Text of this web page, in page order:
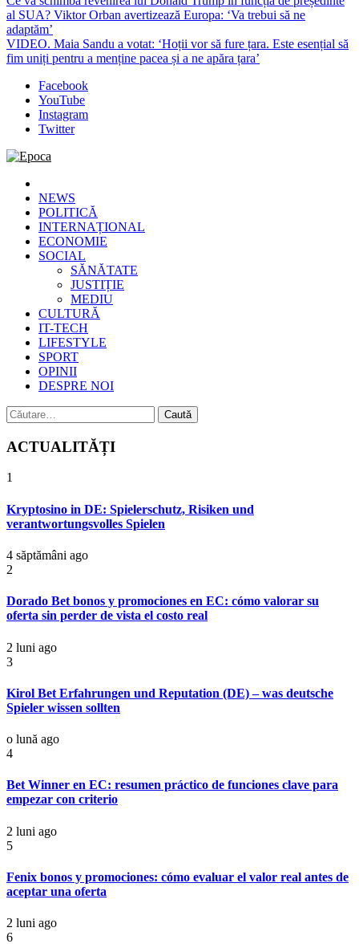
al SUA? Viktor Orban avertizează Europa: ‘Va trebui să ne
adaptăm’
VIDEO. Maia Sandu a votat: ‘Hoții vor să fure țara. Este esențial să
fim uniți pentru a menține pacea și a ne apăra țara’
Facebook
YouTube
Instagram
Twitter
Epoca
Cele mai noi știri online din România
NEWS
POLITICĂ
INTERNAȚIONAL
ECONOMIE
SOCIAL
SĂNĂTATE
JUSTIȚIE
MEDIU
CULTURĂ
IT-TECH
LIFESTYLE
SPORT
OPINII
DESPRE NOI
Caută
după:
ACTUALITĂȚI
1
Kryptosino in DE: Spielerschutz, Risiken und
verantwortungsvolles Spielen
4 săptămâni ago
2
Dorado Bet bonos y promociones en EC: cómo valorar su
oferta sin perder de vista el costo real
2 luni ago
3
Kirol Bet Erfahrungen und Reputation (DE) – was deutsche
Spieler wissen sollten
o lună ago
4
Bet Winner en EC: resumen práctico de funciones clave para
empezar con criterio
2 luni ago
5
Fenix bonos y promociones: cómo evaluar el valor real antes de
aceptar una oferta
2 luni ago
6